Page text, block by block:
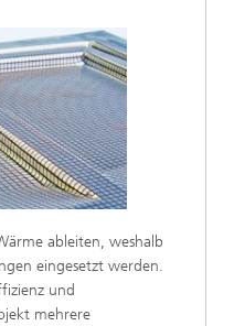
ableiten, weshalb
eingesetzt werden.
und
mehrere